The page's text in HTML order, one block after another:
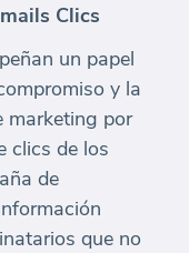
Clics
un papel
y la
marketing por
clics de los
de
que no